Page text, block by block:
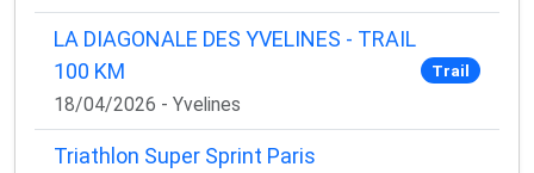
LA DIAGONALE DES YVELINES - TRAIL
100 KM
18/04/2026 - Yvelines
Trail
Triathlon Super Sprint Paris